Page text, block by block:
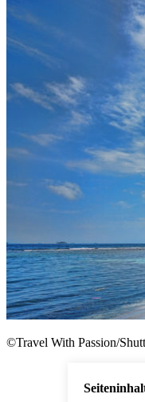
©Travel With Passion/